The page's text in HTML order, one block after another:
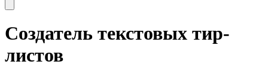
Создатель текстовых тир-
листов